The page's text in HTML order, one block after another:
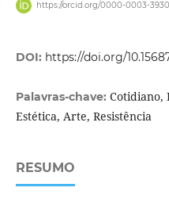
https://orcid.org/0000-0003-
DOI: https://doi.org/
Palavras-chave: Cotidiano,
Estética, Arte, Resistência
RESUMO